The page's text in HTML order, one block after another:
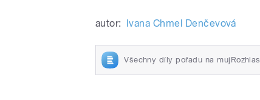
autor: Ivana Chmel Denčevová
Všechny díly pořadu na mujRozhlas